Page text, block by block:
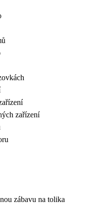
zařízení
zábavu na tolika